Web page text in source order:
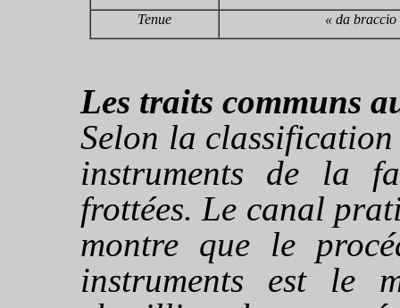
Tenue
« da braccio
Les traits communs
Selon la
instruments de la
frottées. Le canal
montre que le
instruments est le